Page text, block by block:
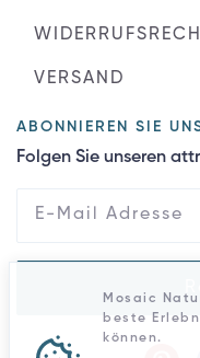
VERSAND
ABONNIEREN SIE
Folgen Sie unseren
Mosaic
beste
können.